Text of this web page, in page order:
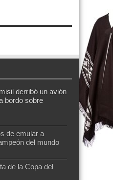
derribó un avión
bordo sobre
de emular a
del mundo
de la Copa del